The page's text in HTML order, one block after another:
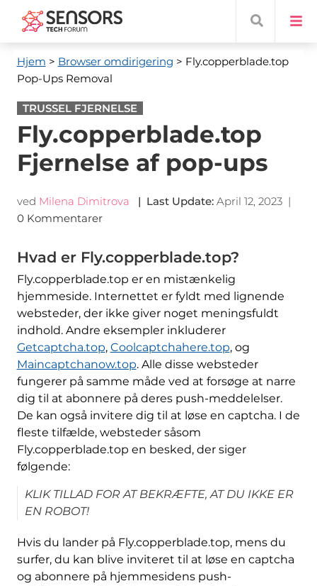
Hjem > Browser omdirigering > Fly.copperblade.top
Pop-Ups Removal
TRUSSEL FJERNELSE
Fly.copperblade.top
Fjernelse af pop-ups
ved Milena Dimitrova | Last Update: April 12, 2023|
0 Kommentarer
Hvad er Fly.copperblade.top?
Fly.copperblade.top er en mistænkelig
hjemmeside. Internettet er fyldt med lignende
websteder, der ikke giver noget meningsfuldt
indhold. Andre eksempler inkluderer
Getcaptcha.top, Coolcaptchahere.top, og
Maincaptchanow.top. Alle disse websteder
fungerer på samme måde ved at forsøge at narre
dig til at abonnere på deres push-meddelelser.
De kan også invitere dig til at løse en captcha. I de
fleste tilfælde, websteder såsom
Fly.copperblade.top en besked, der siger
følgende:
KLIK TILLAD FOR AT BEKRÆFTE, AT DU IKKE ER
EN ROBOT!
Hvis du lander på Fly.copperblade.top, mens du
surfer, du kan blive inviteret til at løse en captcha
og abonnere på hjemmesidens push-